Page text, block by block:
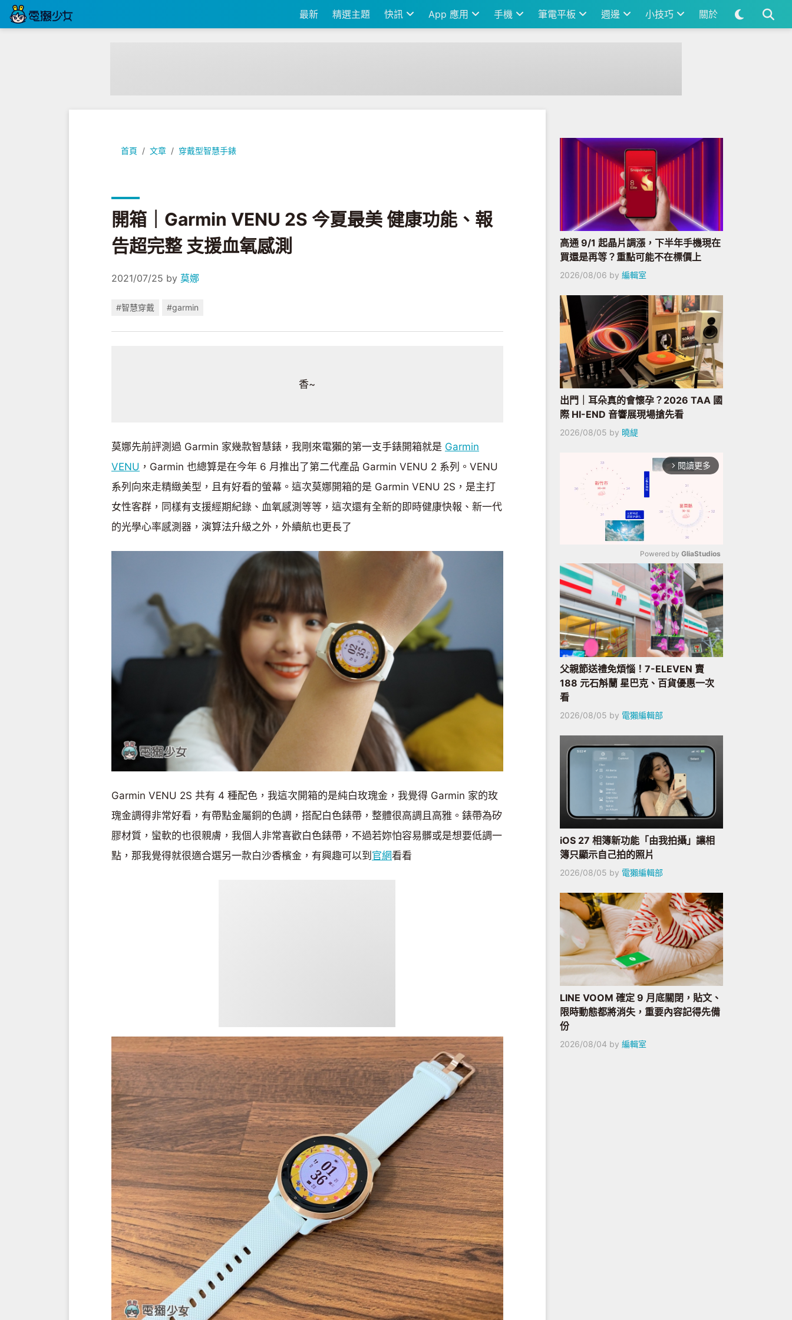
最新 精選主題 快訊 App 應用 手機 筆電平板 週邊 小技巧 關於
首頁 文章 穿戴型智慧手錶
開箱｜Garmin VENU 2S 今夏最美 健康功能、報告超完整 支援血氧感測
開箱｜Garmin VENU 2S 今夏最美 健康功能、報
告超完整 支援血氧感測
2021/07/25 by 莫娜
#智慧穿戴 #garmin
香~
莫娜先前評測過 Garmin 家幾款智慧錶，我剛來電獺的第一支手錶開箱就是 Garmin
VENU ，Garmin 也總算是在今年 6 月推出了第二代產品 Garmin VENU 2 系列。VENU
系列向來走精緻美型，且有好看的螢幕。這次莫娜開箱的是 Garmin VENU 2S，是主打
女性客群，同樣有支援經期紀錄、血氧感測等等，這次還有全新的即時健康快報、新一代
的光學心率感測器，演算法升級之外，外續航也更長了
Garmin VENU 2S 共有 4 種配色，我這次開箱的是純白玫瑰金，我覺得 Garmin 家的玫
瑰金調得非常好看，有帶點金屬銅的色調，搭配白色錶帶，整體很高調且高雅。錶帶為矽
膠材質，蠻軟的也很親膚，我個人非常喜歡白色錶帶，不過若妳怕容易髒或是想要低調一
點，那我覺得就很適合選另一款白沙香檳金，有興趣可以到 官網看看
高通 9/1 起晶片調漲，下半年手機現在
買還是再等？重點可能不在標價上
2026/08/06 by 編輯室
出門｜耳朵真的會懷孕？2026 TAA 國
際 HI-END 音響展現場搶先看
2026/08/05 by 曉緹
arrow_forward_ios 閱讀更多
Mute
Powered by GliaStudios
父親節送禮免煩惱！7-ELEVEN 賣
188 元石斛蘭 星巴克、百貨優惠一次
看
2026/08/05 by 電獺編輯部
iOS 27 相簿新功能「由我拍攝」讓相
簿只顯示自己拍的照片
2026/08/05 by 電獺編輯部
LINE VOOM 確定 9 月底關閉，貼文、
限時動態都將消失，重要內容記得先備
份
2026/08/04 by 編輯室